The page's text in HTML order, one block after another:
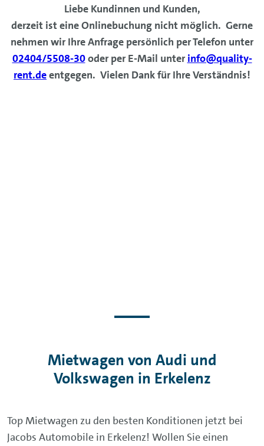
Liebe Kundinnen und Kunden,
derzeit ist eine Onlinebuchung nicht möglich. Gerne
nehmen wir Ihre Anfrage persönlich per Telefon unter
02404/5508-30oder per E-Mail unter info@quality-
rent.deentgegen. Vielen Dank für Ihre Verständnis!
Mietwagen von Audi und
Volkswagen in Erkelenz
Top Mietwagen zu den besten Konditionen jetzt bei
Jacobs Automobile in Erkelenz! Wollen Sie einen